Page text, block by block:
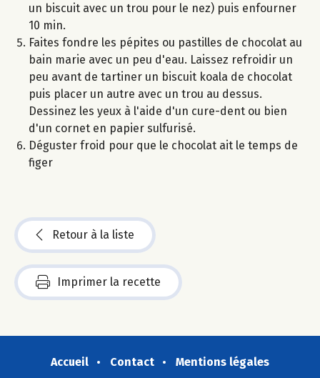
un biscuit avec un trou pour le nez) puis enfourner
10 min.
Faites fondre les pépites ou pastilles de chocolat au
bain marie avec un peu d'eau. Laissez refroidir un
peu avant de tartiner un biscuit koala de chocolat
puis placer un autre avec un trou au dessus.
Dessinez les yeux à l'aide d'un cure-dent ou bien
d'un cornet en papier sulfurisé.
Déguster froid pour que le chocolat ait le temps de
figer
Retour à la liste
Imprimer la recette
Accueil Contact
Mentions légales